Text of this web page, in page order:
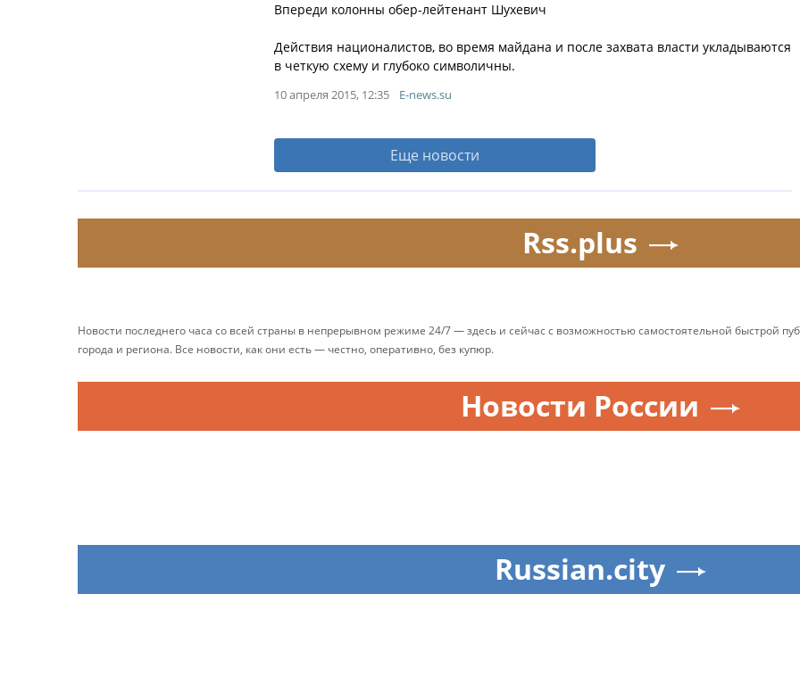
Впереди колонны обер-лейтенант Шухевич
Действия националистов, во время майдана и после захвата власти укладываются
в четкую схему и глубоко символичны.
10 апреля 2015, 12:35 E-news.su
Еще новости
Rss.plus
Новости последнего часа со всей страны в непрерывном режиме 24/7 — здесь и сейчас с возможностью самостоятельной быстрой
города и региона. Все новости, как они есть — честно, оперативно, без купюр.
Новости России
Russian.city